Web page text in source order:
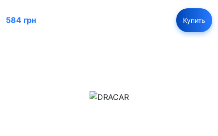
584 грн Купить